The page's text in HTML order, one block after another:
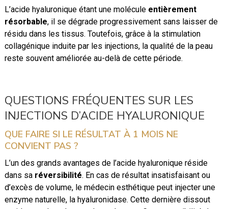
L’acide hyaluronique étant une molécule entièrement
résorbable, il se dégrade progressivement sans laisser de
résidu dans les tissus. Toutefois, grâce à la stimulation
collagénique induite par les injections, la qualité de la peau
reste souvent améliorée au-delà de cette période.
QUESTIONS FRÉQUENTES SUR LES
INJECTIONS D’ACIDE HYALURONIQUE
QUE FAIRE SI LE RÉSULTAT À 1 MOIS NE
CONVIENT PAS ?
L’un des grands avantages de l’acide hyaluronique réside
dans sa réversibilité. En cas de résultat insatisfaisant ou
d’excès de volume, le médecin esthétique peut injecter une
enzyme naturelle, la hyaluronidase. Cette dernière dissout